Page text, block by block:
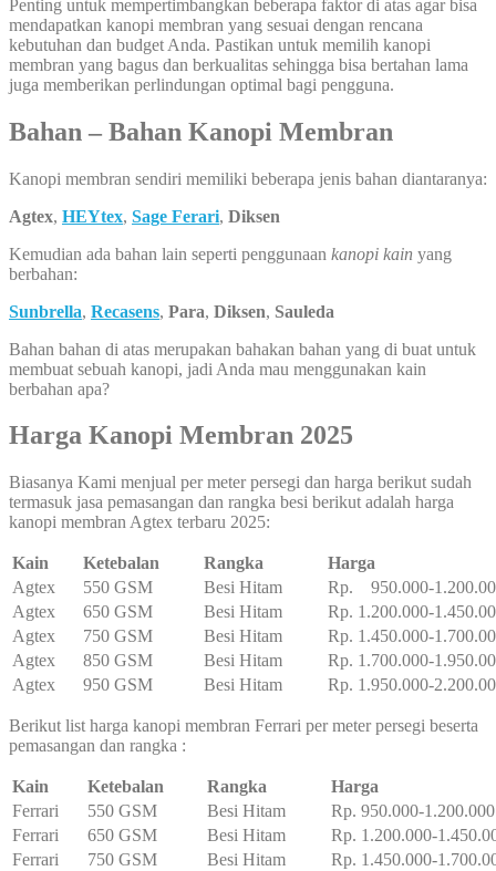
Penting untuk mempertimbangkan beberapa faktor di atas agar bisa
mendapatkan kanopi membran yang sesuai dengan rencana
kebutuhan dan budget Anda. Pastikan untuk memilih kanopi
membran yang bagus dan berkualitas sehingga bisa bertahan lama
juga memberikan perlindungan optimal bagi pengguna.
Bahan – Bahan Kanopi Membran
Kanopi membran sendiri memiliki beberapa jenis bahan diantaranya:
Agtex, HEYtex, Sage Ferari, Diksen
Kemudian ada bahan lain seperti penggunaan kanopi kain yang
berbahan:
Sunbrella, Recasens, Para, Diksen, Sauleda
Bahan bahan di atas merupakan bahakan bahan yang di buat untuk
membuat sebuah kanopi, jadi Anda mau menggunakan kain
berbahan apa?
Harga Kanopi Membran 2025
Biasanya Kami menjual per meter persegi dan harga berikut sudah
termasuk jasa pemasangan dan rangka besi berikut adalah harga
kanopi membran Agtex terbaru 2025:
Kain Ketebalan Rangka
Harga
Agtex
550 GSM Besi Hitam
Rp. 950.000-
Agtex
650 GSM Besi Hitam
Rp. 1.200.000-
Agtex
750 GSM Besi Hitam
Rp. 1.450.000-
Agtex
850 GSM Besi Hitam
Rp. 1.700.000-
Agtex
950 GSM Besi Hitam Rp. 1.950.000-
Berikut list harga kanopi membran Ferrari per meter persegi beserta
pemasangan dan rangka :
Kain Ketebalan Rangka
Harga
Ferrari
550 GSM Besi Hitam
Rp. 950.000-1.200.000
Ferrari
650 GSM Besi Hitam
Rp. 1.200.000-
Ferrari
750 GSM Besi Hitam
Rp. 1.450.000-